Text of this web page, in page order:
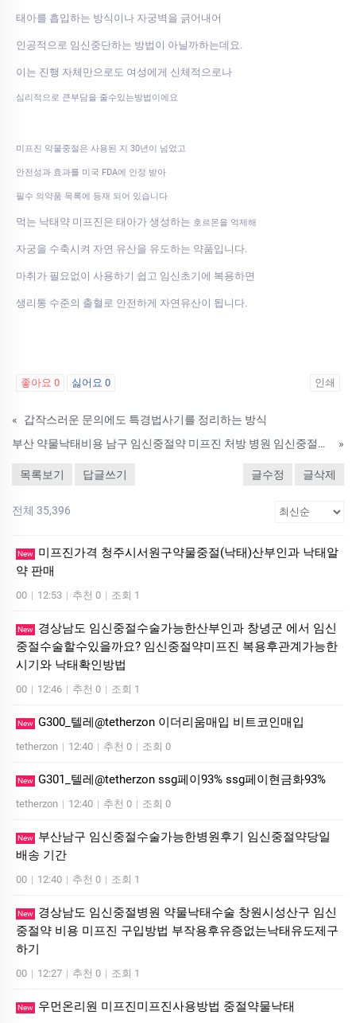
태아를 흡입하는 방식이나 자궁벽을 긁어내어
인공적으로 임신중단하는 방법이 아닐까하는데요.
이는 진행 자체만으로도 여성에게 신체적으로나
심리적으로 큰부담을 줄수있는방법이에요
미프진 약물중절은 사용된 지 30년이 넘었고
안전성과 효과를 미국 FDA에 인정 받아
필수 의약품 목록에 등재 되어 있습니다
먹는 낙태약 미프진은 태아가 생성하는 호르몬을 억제해
자궁을 수축시켜 자연 유산을 유도하는 약품입니다.
마취가 필요없이 사용하기 쉽고 임신초기에 복용하면
생리통 수준의 출혈로 안전하게 자연유산이 됩니다.
좋아요 0 싫어요 0 인쇄
«
갑작스러운 문의에도 특경법사기를 정리하는 방식
부산 약물낙태비용 남구 임신중절약 미프진 처방 병원 임신중절후 몸조리
»
목록보기 답글쓰기 글수정 글삭제
전체 35,396
New
미프진가격 청주시서원구약물중절(낙태)산부인과 낙­태알
약 판매
00 | 12:53 | 추천 0 | 조회 1
New
경상남도 임신중절수술가능한산부인과 창녕군 에서 임신
중절수술할수있을까요? 임신중절약미프진 복용후관계가능한
시기와 낙태확인방법
00 | 12:46 | 추천 0 | 조회 1
New G300_텔레@tetherzon 이더리움매입 비트코인매입
tetherzon | 12:40 | 추천 0 | 조회 0
New G301_텔레@tetherzon ssg페이93% ssg페이현금화93%
tetherzon | 12:40 | 추천 0 | 조회 0
New
부산남구 임신중절수술가능한병원후기 임신중절약당일
배송 기간
00 | 12:40 | 추천 0 | 조회 1
New
경상남도 임신중절병원 약물낙태수술 창원시성산구 임신
중절약 비용 미프진 구입방법 부작용후유증없는낙태유도제구
하기
00 | 12:27 | 추천 0 | 조회 1
New 우먼온리원 미프진미프진사용방법 중절약물낙­태